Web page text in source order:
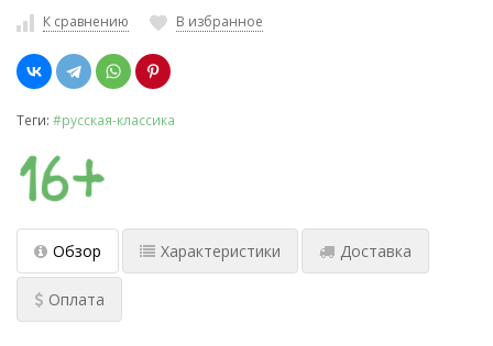
К сравнению В избранное
Теги: #русская-классика
Обзор Характеристики Доставка
Оплата